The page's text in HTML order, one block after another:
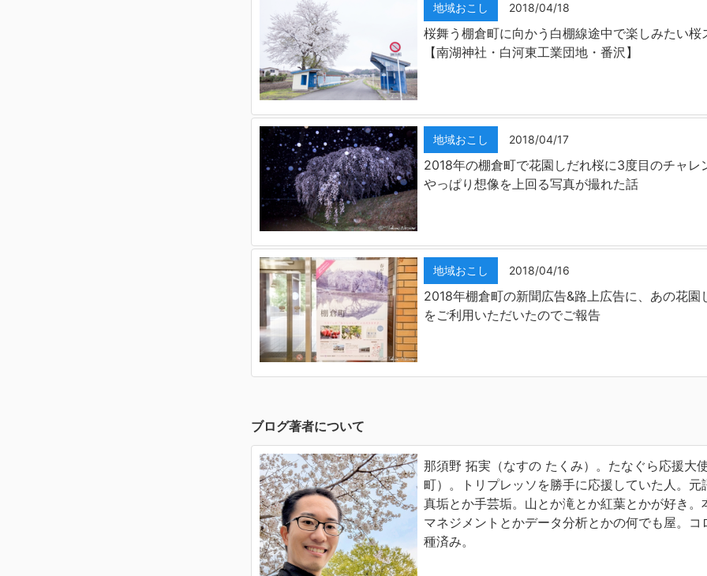
地域おこし 2018/04/18
桜舞う棚倉町に向かう白棚線途中で楽しみたい桜
【南湖神社・白河東工業団地・番沢】
地域おこし 2018/04/17
2018年の棚倉町で花園しだれ桜に3度目のチャレ
やっぱり想像を上回る写真が撮れた話
地域おこし 2018/04/16
2018年棚倉町の新聞広告&路上広告に、あの花園
をご利用いただいたのでご報告
ブログ著者について
那須野 拓実（なすの たくみ）。たなぐら応援大
町）。トリプレッソを勝手に応援していた人。元
真垢とか手芸垢。山とか滝とか紅葉とかが好き。
マネジメントとかデータ分析とかの何でも屋。コ
種済み。